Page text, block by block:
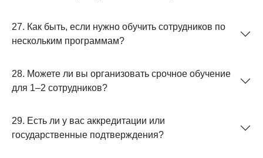
27. Как быть, если нужно обучить сотрудников по
нескольким программам?
28. Можете ли вы организовать срочное обучение
для 1–2 сотрудников?
29. Есть ли у вас аккредитации или
государственные подтверждения?